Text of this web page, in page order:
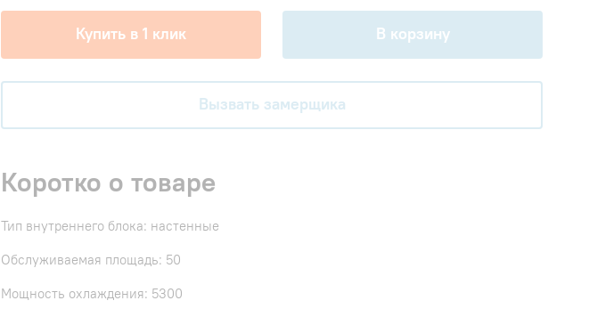
Купить в 1 клик В корзину
Вызвать замерщика
Коротко о товаре
Тип внутреннего блока: настенные
Обслуживаемая площадь: 50
Мощность охлаждения: 5300